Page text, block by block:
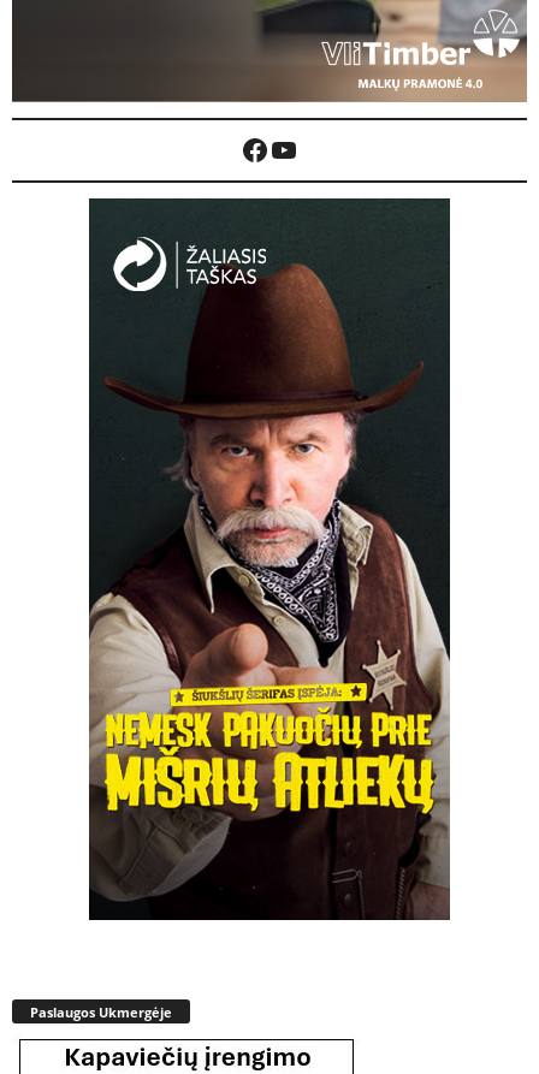
Facebook
YouTube
Paslaugos Ukmergėje